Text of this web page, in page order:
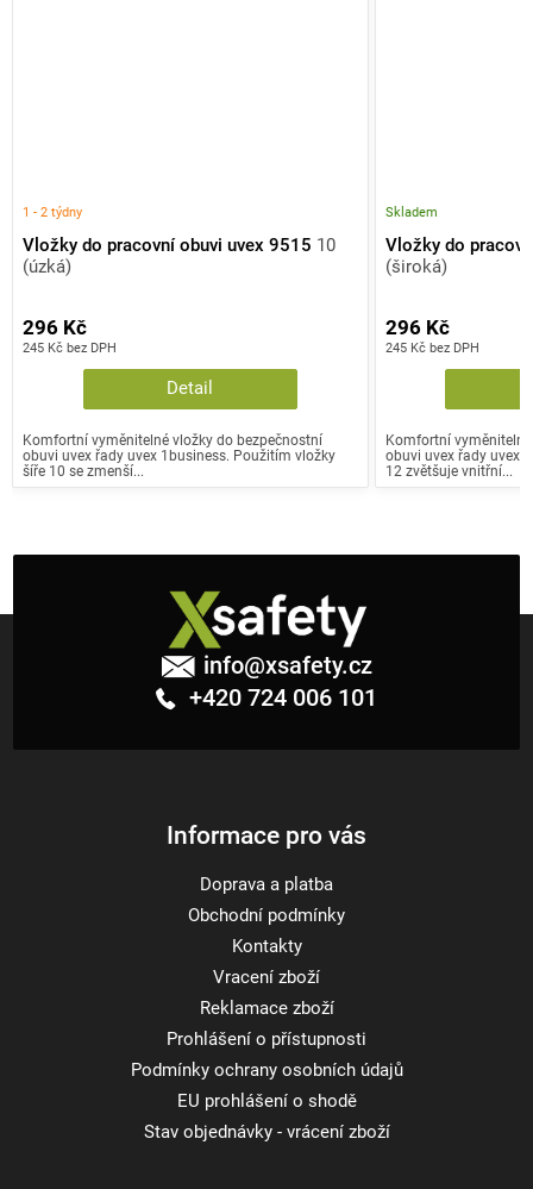
Vložky do pracovní obuvi uvex 9515 10
(úzká)
1 - 2 týdny
245 Kč bez DPH
296 Kč
Detail
Komfortní vyměnitelné vložky do bezpečnostní
obuvi uvex řady uvex 1business. Použitím vložky
šíře 10 se zmenší...
Vložky do
(široká)
Skladem
245 Kč bez DPH
296 Kč
Komfortní
obuvi uvex řady uvex
12 zvětšuje vnitřní...
info@xsafety.cz
+420 724 006 101
Informace pro vás
Doprava a platba
Obchodní podmínky
Kontakty
Vracení zboží
Reklamace zboží
Prohlášení o přístupnosti
Podmínky ochrany osobních údajů
EU prohlášení o shodě
Stav objednávky - vrácení zboží